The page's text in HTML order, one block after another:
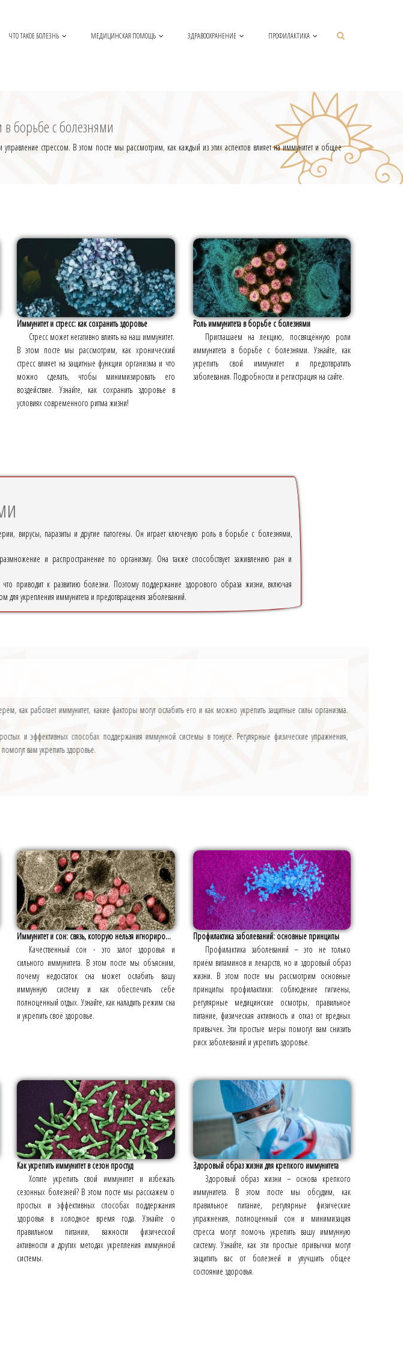
ЧТО ТАКОЕ БОЛЕЗНЬ МЕДИЦИНСКАЯ ПОМОЩЬ ЗДРАВООХРАНЕНИЕ ПРОФИЛАКТИКА
борьбе с болезнями
стрессом. В этом посте мы рассмотрим, как каждый из этих аспектов влияет на иммунитет и общее
Иммунитет и стресс: как сохранить здоровье
Стресс может негативно влиять на наш иммунитет.
В этом посте мы рассмотрим, как хронический
стресс влияет на защитные функции организма и что
можно сделать, чтобы минимизировать его
воздействие. Узнайте, как сохранить здоровье в
условиях современного ритма жизни!
Роль иммунитета в борьбе с болезнями
Приглашаем на лекцию, посвящённую роли
иммунитета в борьбе с болезнями. Узнайте, как
укрепить свой иммунитет и предотвратить
заболевания. Подробности и регистрация на сайте.
вирусы, паразиты и другие патогены. Он играет ключевую роль в борьбе с болезнями,
и распространение по организму. Она также способствует заживлению ран и
приводит к развитию болезни. Поэтому поддержание здорового образа жизни, включая
для укрепления иммунитета и предотвращения заболеваний.
как работает иммунитет, какие факторы могут ослабить его и как можно укрепить защитные силы организма.
и эффективных способах поддержания иммунной системы в тонусе. Регулярные физические упражнения,
вам укрепить здоровье.
Иммунитет и сон: связь, которую нельзя игнориро...
Качественный сон - это залог здоровья и
сильного иммунитета. В этом посте мы объясним,
почему недостаток сна может ослабить вашу
иммунную систему и как обеспечить себе
полноценный отдых. Узнайте, как наладить режим сна
и укрепить своё здоровье.
Профилактика заболеваний: основные принципы
Профилактика заболеваний – это не только
приём витаминов и лекарств, но и здоровый образ
жизни. В этом посте мы рассмотрим основные
принципы профилактики: соблюдение гигиены,
регулярные медицинские осмотры, правильное
питание, физическая активность и отказ от вредных
привычек. Эти простые меры помогут вам снизить
риск заболеваний и укрепить здоровье.
Как укрепить иммунитет в сезон простуд
Хотите укрепить свой иммунитет и избежать
сезонных болезней? В этом посте мы расскажем о
простых и эффективных способах поддержания
здоровья в холодное время года. Узнайте о
правильном питании, важности физической
активности и других методах укрепления иммунной
системы.
Здоровый образ жизни для крепкого иммунитета
Здоровый образ жизни – основа крепкого
иммунитета. В этом посте мы обсудим, как
правильное питание, регулярные физические
упражнения, полноценный сон и минимизация
стресса могут помочь укрепить вашу иммунную
систему. Узнайте, как эти простые привычки могут
защитить вас от болезней и улучшить общее
состояние здоровья.